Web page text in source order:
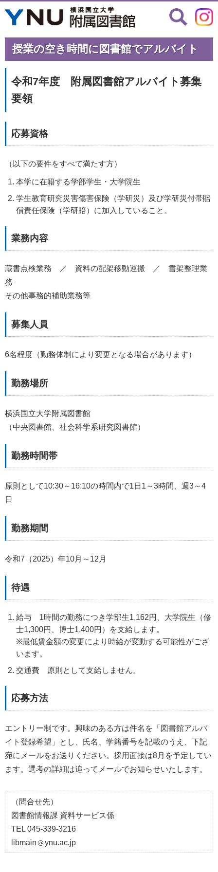
授業の空き時間に図書館でアルバイト
令和7年度 附属図書館アルバイト募集
要領
応募資格
（以下の要件をすべて満たす方）
本学に在籍する学部学生・大学院生
学生教育研究災害傷害保険（学研災）及び学研災付帯賠
償責任保険（学研賠）に加入していること。
業務内容
蔵書点検業務 ／ 資料の配架移動運搬 ／ 書架整理業
務
その他事務的補助業務等
募集人員
6名程度（勤務体制により変更となる場合があります）
勤務場所
横浜国立大学附属図書館
（中央図書館、社会科学系研究図書館）
勤務時間帯
原則として10:30～16:10の時間内で1日1～3時間、週3～4
日
勤務期間
令和7（2025）年10月～12月
待遇
給与 1時間の勤務につき学部生1,162円、大学院生（修
士1,300円、博士1,400円）を支給します。
※最低賃金額の変更により時給が変動する可能性がござ
います。
交通費 原則として支給しません。
応募方法
エントリー制です。興味のある方は件名を「図書館アルバ
イト登録希望」とし、氏名、学籍番号を記載のうえ、下記
宛にメールをお送りください。採用面接は8月を予定してい
ます。選考の詳細は追ってメールでお知らせいたします。
（問合せ先）
図書館情報課 資料サービス係
TEL 045-339-3216
libmain
ynu.ac.jp